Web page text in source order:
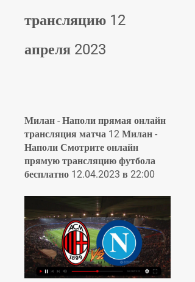
трансляцию 12
апреля 2023
Милан - Наполи прямая онлайн
трансляция матча 12 Милан -
Наполи Смотрите онлайн
прямую трансляцию футбола
бесплатно 12.04.2023 в 22:00